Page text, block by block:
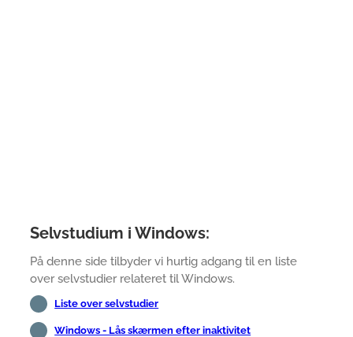
Selvstudium i Windows:
På denne side tilbyder vi hurtig adgang til en liste
over selvstudier relateret til Windows.
Liste over selvstudier
Windows - Lås skærmen efter inaktivitet